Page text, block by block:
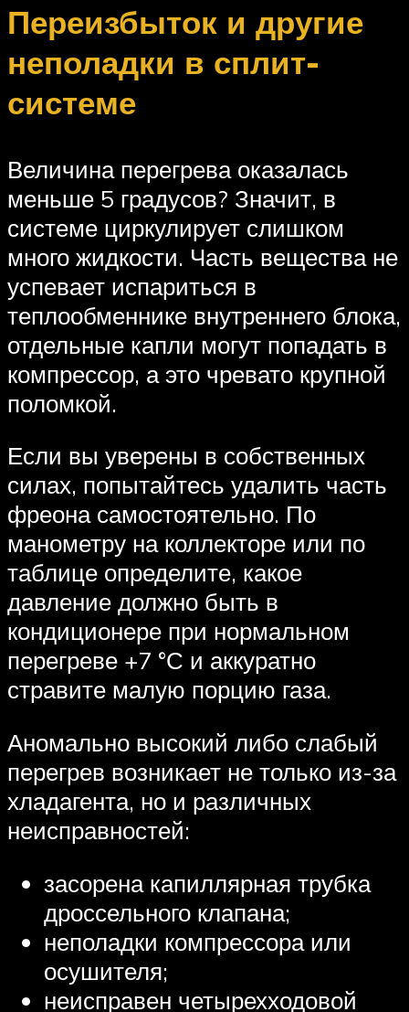
Переизбыток и другие
неполадки в сплит-
системе
Величина перегрева оказалась
меньше 5 градусов? Значит, в
системе циркулирует слишком
много жидкости. Часть вещества не
успевает испариться в
теплообменнике внутреннего блока,
отдельные капли могут попадать в
компрессор, а это чревато крупной
поломкой.
Если вы уверены в собственных
силах, попытайтесь удалить часть
фреона самостоятельно. По
манометру на коллекторе или по
таблице определите, какое
давление должно быть в
кондиционере при нормальном
перегреве +7 °С и аккуратно
стравите малую порцию газа.
Аномально высокий либо слабый
перегрев возникает не только из-за
хладагента, но и различных
неисправностей:
засорена капиллярная трубка
дроссельного клапана;
неполадки компрессора или
осушителя;
неисправен четырехходовой